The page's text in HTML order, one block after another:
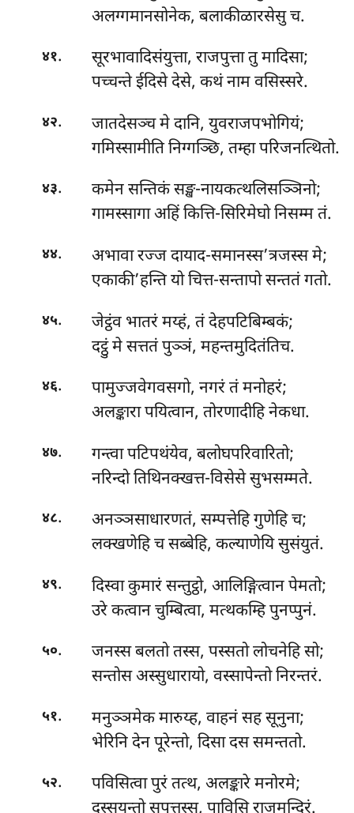
अलग्गमानसोनेक, बलाकीळारसेसु च.
४१.
सूरभावादिसंयुत्ता, राजपुत्ता तु मादिसा;
पच्चन्ते ईदिसे देसे, कथं नाम वसिस्सरे.
४२.
जातदेसञ्च मे दानि, युवराजपभोगियं;
गमिस्सामीति निग्गञ्छि, तम्हा परिजनत्थितो.
४३.
कमेन सन्तिकं सङ्ख-नायकत्थलिसञ्ञिनो;
गामस्सागा अहिं कित्ति-सिरिमेघो निसम्म तं.
४४.
अभावा रज्ज दायाद-समानस्स’त्रजस्स मे;
एकाकी’हन्ति यो चित्त-सन्तापो सन्ततं गतो.
४५.
जेट्ठंव भातरं मय्हं, तं देहपटिबिम्बकं;
दट्ठुं मे सत्ततं पुञ्ञं, महन्तमुदितंतिच.
४६.
पामुज्जवेगवसगो, नगरं तं मनोहरं;
अलङ्कारा पयित्वान, तोरणादीहि नेकधा.
४७.
गन्त्वा पटिपथंयेव, बलोघपरिवारितो;
नरिन्दो तिथिनक्खत्त-विसेसे सुभसम्मते.
४८.
अनञ्ञसाधारणतं, सम्पत्तेहि गुणेहि च;
लक्खणेहि च सब्बेहि, कल्याणेयि सुसंयुतं.
४९.
दिस्वा कुमारं सन्तुट्ठो, आलिङ्गित्वान पेमतो;
उरे कत्वान चुम्बित्वा, मत्थकम्हि पुनप्पुनं.
५०.
जनस्स बलतो तस्स, पस्सतो लोचनेहि सो;
सन्तोस अस्सुधारायो, वस्सापेन्तो निरन्तरं.
५१.
मनुञ्ञमेक मारुय्ह, वाहनं सह सूनुना;
भेरिनि देन पूरेन्तो, दिसा दस समन्ततो.
५२.
पविसित्वा पुरं तत्थ, अलङ्कारे मनोरमे;